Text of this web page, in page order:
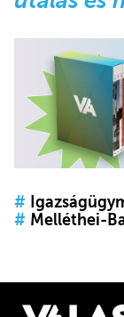
#
# Melléthei-